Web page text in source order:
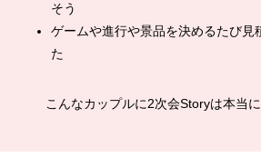
そう
ゲームや進行や景品を決めるたび見
た
こんなカップルに2次会Storyは本当